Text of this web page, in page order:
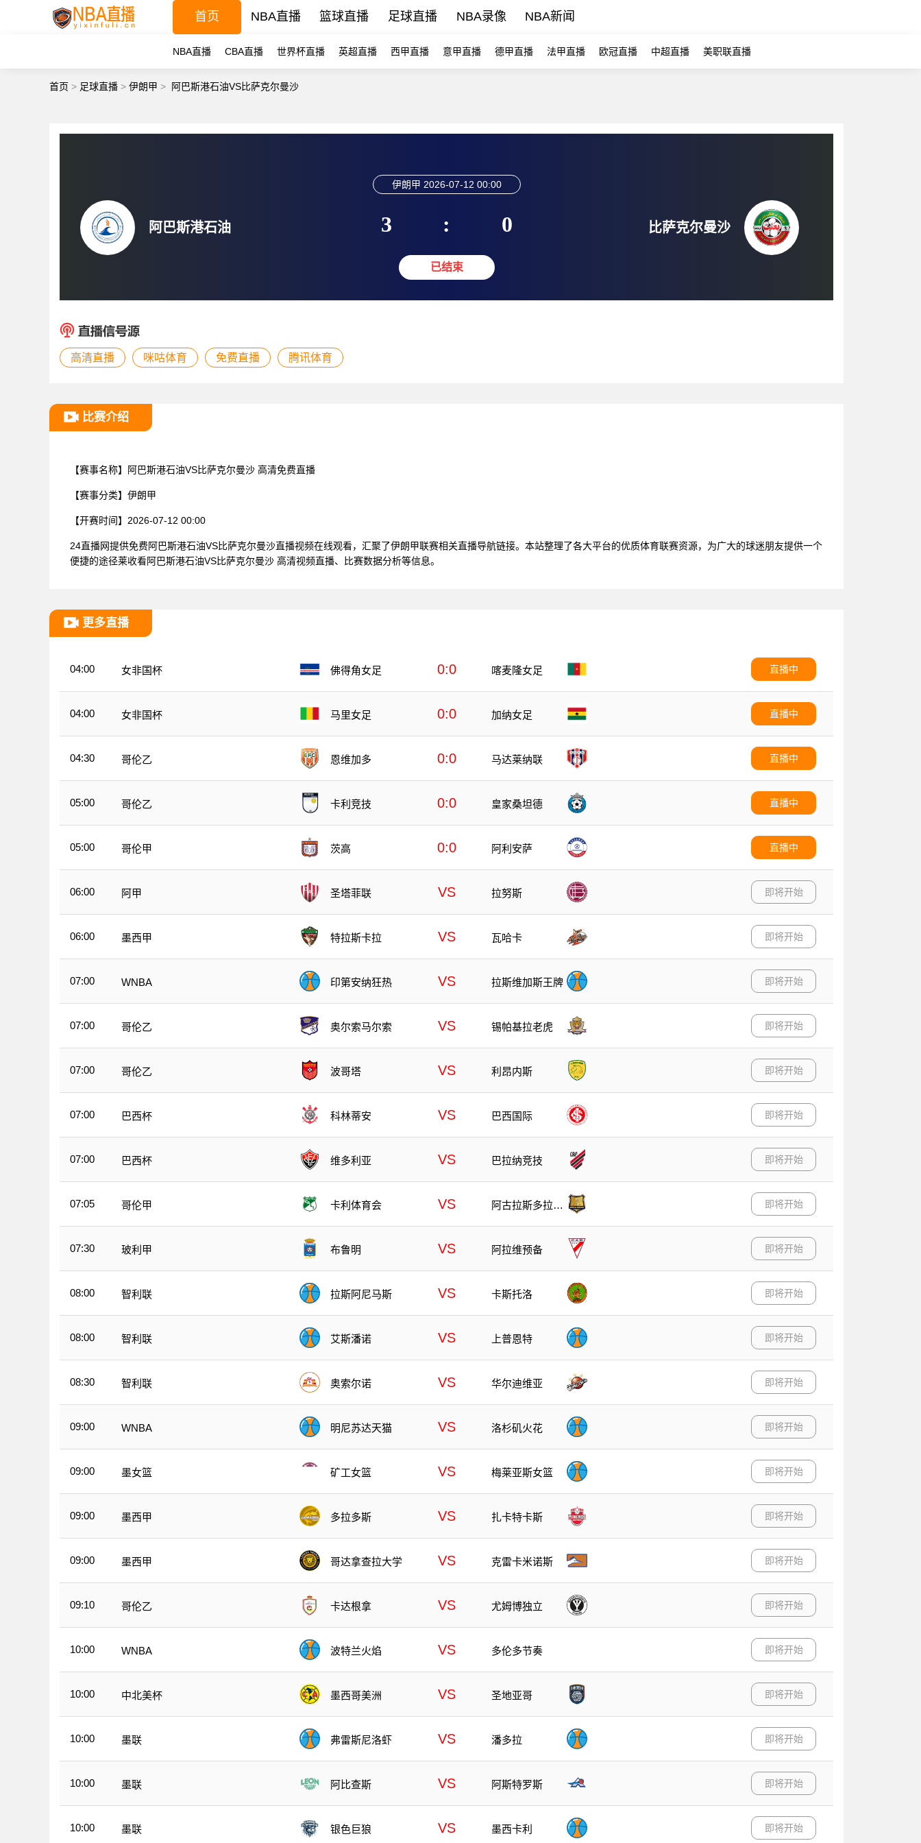
首页 NBA直播 篮球直播 足球直播 NBA录像 NBA新闻
NBA直播 CBA直播 世界杯直播 英超直播 西甲直播 意甲直播 德甲直播 法甲直播 欧冠直播 中超直播 美职联直播
首页 > 足球直播 > 伊朗甲 > 阿巴斯港石油VS比萨克尔曼沙
阿巴斯港石油
伊朗甲 2026-07-12 00:00
3 : 0
已结束
比萨克尔曼沙
高清直播 咪咕体育 免费直播 腾讯体育
比赛介绍
【赛事名称】 阿巴斯港石油VS比萨克尔曼沙 高清免费直播
【赛事分类】 伊朗甲
【开赛时间】 2026-07-12 00:00
24直播网提供免费阿巴斯港石油VS比萨克尔曼沙直播视频在线观看，汇聚了伊朗甲联赛相关直播导航链接。本站整理了各大平台的优质体育联赛资源，为广大的球迷朋友提供一个
便捷的途径莱收看阿巴斯港石油VS比萨克尔曼沙 高清视频直播、比赛数据分析等信息。
更多直播
04:00 女非国杯 佛得角女足 0:0 喀麦隆女足 直播中
04:00 女非国杯 马里女足 0:0 加纳女足 直播中
04:30 哥伦乙 恩维加多 0:0 马达莱纳联 直播中
05:00 哥伦乙 卡利竞技 0:0 皇家桑坦德 直播中
05:00 哥伦甲 茨高 0:0 阿利安萨 直播中
06:00 阿甲 圣塔菲联 VS 拉努斯 即将开始
06:00 墨西甲 特拉斯卡拉 VS 瓦哈卡 即将开始
07:00 WNBA 印第安纳狂热 VS 拉斯维加斯王牌 即将开始
07:00 哥伦乙 奥尔索马尔索 VS 锡帕基拉老虎 即将开始
07:00 哥伦乙 波哥塔 VS 利昂内斯 即将开始
07:00 巴西杯 科林蒂安 VS 巴西国际 即将开始
07:00 巴西杯 维多利亚 VS 巴拉纳竞技 即将开始
07:05 哥伦甲 卡利体育会 VS
阿古拉斯多拉达
即将开始
07:30 玻利甲 布鲁明 VS 阿拉维预备 即将开始
08:00 智利联 拉斯阿尼马斯 VS 卡斯托洛 即将开始
08:00 智利联 艾斯潘诺 VS 上普恩特 即将开始
08:30 智利联 奥索尔诺 VS 华尔迪维亚 即将开始
09:00 WNBA 明尼苏达天猫 VS 洛杉矶火花 即将开始
09:00 墨女篮 矿工女篮 VS 梅莱亚斯女篮 即将开始
09:00 墨西甲 多拉多斯 VS 扎卡特卡斯 即将开始
09:00 墨西甲 哥达拿查拉大学 VS 克雷卡米诺斯 即将开始
09:10 哥伦乙 卡达根拿 VS 尤姆博独立 即将开始
10:00 WNBA 波特兰火焰 VS 多伦多节奏 即将开始
10:00 中北美杯 墨西哥美洲 VS 圣地亚哥 即将开始
10:00 墨联 弗雷斯尼洛虾 VS 潘多拉 即将开始
10:00 墨联 阿比查斯 VS 阿斯特罗斯 即将开始
10:00 墨联 银色巨狼 VS 墨西卡利 即将开始